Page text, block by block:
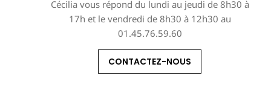
Cécilia vous répond du lundi au jeudi de 8h30 à
17h et le vendredi de 8h30 à 12h30 au
01.45.76.59.60
CONTACTEZ-NOUS